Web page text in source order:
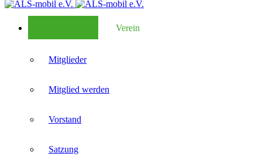
Verein
Mitglieder
Mitglied werden
Vorstand
Satzung